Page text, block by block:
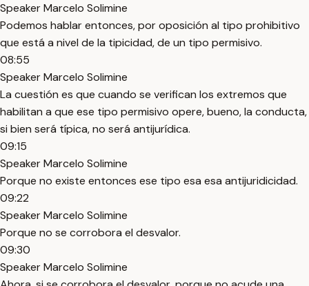
Speaker Marcelo Solimine
Podemos hablar entonces, por oposición al tipo prohibitivo
que está a nivel de la tipicidad, de un tipo permisivo.
08:55
Speaker Marcelo Solimine
La cuestión es que cuando se verifican los extremos que
habilitan a que ese tipo permisivo opere, bueno, la conducta,
si bien será típica, no será antijurídica.
09:15
Speaker Marcelo Solimine
Porque no existe entonces ese tipo esa esa antijuridicidad.
09:22
Speaker Marcelo Solimine
Porque no se corrobora el desvalor.
09:30
Speaker Marcelo Solimine